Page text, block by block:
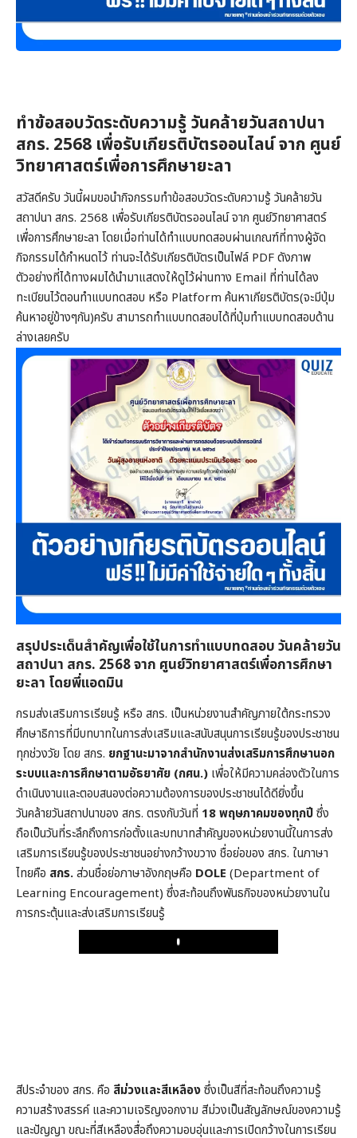
ทำข้อสอบวัดระดับความรู้ วันคล้ายวันสถาปนา
สกร. 2568 เพื่อรับเกียรติบัตรออนไลน์ จาก ศูนย์
วิทยาศาสตร์เพื่อการศึกษายะลา
สวัสดีครับ วันนี้ผมขอนำกิจกรรมทำข้อสอบวัดระดับความรู้ วันคล้ายวัน
สถาปนา สกร. 2568 เพื่อรับเกียรติบัตรออนไลน์ จาก ศูนย์วิทยาศาสตร์
เพื่อการศึกษายะลา โดยเมื่อท่านได้ทำแบบทดสอบผ่านเกณฑ์ที่ทางผู้จัด
กิจกรรมได้กำหนดไว้ ท่านจะได้รับเกียรติบัตรเป็นไฟล์ PDF ดังภาพ
ตัวอย่างที่ได้ทางผมได้นำมาแสดงให้ดูไว้ผ่านทาง Email ที่ท่านได้ลง
ทะเบียนไว้ตอนทำแบบทดสอบ หรือ Platform ค้นหาเกียรติบัตร(จะมีปุ่ม
ค้นหาอยู่ข้างๆกัน)ครับ สามารถทำแบบทดสอบได้ที่ปุ่มทำแบบทดสอบด้าน
ล่างเลยครับ
สรุปประเด็นสำคัญเพื่อใช้ในการทำแบบทดสอบ วันคล้ายวัน
สถาปนา สกร. 2568 จาก ศูนย์วิทยาศาสตร์เพื่อการศึกษา
ยะลา โดยพี่แอดมิน
กรมส่งเสริมการเรียนรู้ หรือ สกร. เป็นหน่วยงานสำคัญภายใต้กระทรวง
ศึกษาธิการที่มีบทบาทในการส่งเสริมและสนับสนุนการเรียนรู้ของประชาชน
ทุกช่วงวัย โดย สกร. ยกฐานะมาจากสำนักงานส่งเสริมการศึกษานอก
ระบบและการศึกษาตามอัธยาศัย (กศน.) เพื่อให้มีความคล่องตัวในการ
ดำเนินงานและตอบสนองต่อความต้องการของประชาชนได้ดียิ่งขึ้น
วันคล้ายวันสถาปนาของ สกร. ตรงกับวันที่ 18 พฤษภาคมของทุกปีซึ่ง
ถือเป็นวันที่ระลึกถึงการก่อตั้งและบทบาทสำคัญของหน่วยงานนี้ในการส่ง
เสริมการเรียนรู้ของประชาชนอย่างกว้างขวาง ชื่อย่อของ สกร. ในภาษา
ไทยคือ สกร.ส่วนชื่อย่อภาษาอังกฤษคือ DOLE (Department of
Learning Encouragement) ซึ่งสะท้อนถึงพันธกิจของหน่วยงานใน
การกระตุ้นและส่งเสริมการเรียนรู้
Play
สีประจำของ สกร. คือ สีม่วงและสีเหลืองซึ่งเป็นสีที่สะท้อนถึงความรู้
ความสร้างสรรค์ และความเจริญงอกงาม สีม่วงเป็นสัญลักษณ์ของความรู้
และปัญญา ขณะที่สีเหลืองสื่อถึงความอบอุ่นและการเปิดกว้างในการเรียน